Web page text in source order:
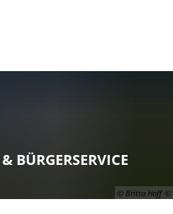
© Britta Hoff
BÜRGERSERVICE